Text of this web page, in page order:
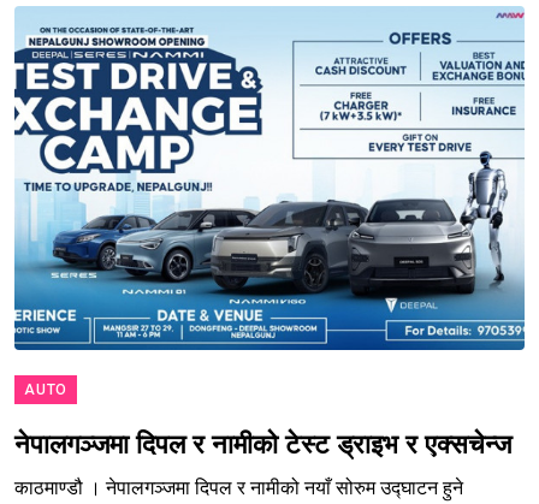
AUTO
नेपालगञ्जमा दिपल र नामीको टेस्ट ड्राइभ र एक्सचेन्ज
काठमाण्डौ । नेपालगञ्जमा दिपल र नामीको नयाँ सोरुम उद्घाटन हुने